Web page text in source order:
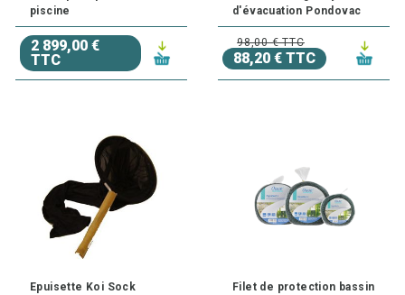
piscine
2 899,00 €
TTC
d'évacuation Pondovac
98,00 € TTC
88,20 € TTC
Epuisette Koi Sock
Filet de protection bassin